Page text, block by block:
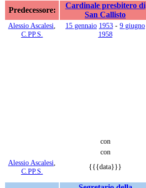
Predecessore:
Cardinale presbitero di
San Callisto
Alessio Ascalesi
C.PP.S.
15 gennaio 1953 - 9 giugno
1958
con
con
Alessio Ascalesi
C.PP.S.
{{{data}}}